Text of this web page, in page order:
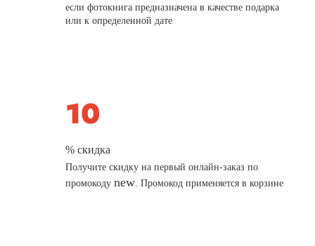
если фотокнига предназначена в качестве подарка
или к определенной дате
% скидка
Получите скидку на первый онлайн-заказ по
промокодуnew. Промокод применяется в корзине